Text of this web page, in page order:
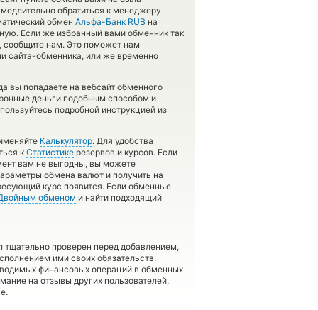
обратиться к менеджеру
обмен Альфа-Банк RUB на
Если же избранный вами обменник так
сообщите нам. Это поможет нам
сайта-обменника, или же временно
вы попадаете на вебсайт обменного
деньги подобным способом и
подробной инструкцией из
Калькулятор. Для удобства
к Статистике резервов и курсов. Если
вам не выгодны, вы можете
обмена валют и получить на
курс появится. Если обменные
обменом и найти подходящий
проверен перед добавлением,
ими своих обязательств.
финансовых операций в обменных
на отзывы других пользователей,